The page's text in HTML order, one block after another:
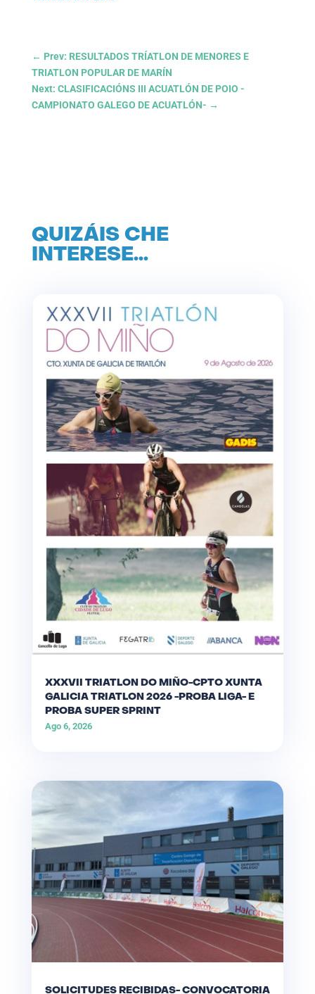
← Prev: RESULTADOS TRÍATLON DE MENORES E
TRIATLON POPULAR DE MARÍN
Next: CLASIFICACIÓNS III ACUATLÓN DE POIO -
CAMPIONATO GALEGO DE ACUATLÓN- →
QUIZÁIS CHE
INTERESE…
XXXVII TRIATLON DO MIÑO-CPTO XUNTA
GALICIA TRIATLON 2026 -PROBA LIGA- E
PROBA SUPER SPRINT
Ago 6, 2026
SOLICITUDES RECIBIDAS- CONVOCATORIA